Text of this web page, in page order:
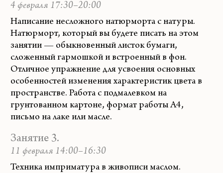
4 февраля 17:30–20:00
Написание несложного натюрморта с натуры.
Натюрморт, который вы будете писать на этом
занятии — обыкновенный листок бумаги,
сложенный гармошкой и встроенный в фон.
Отличное упражнение для усвоения основных
особенностей изменения характеристик цвета в
пространстве. Работа с подмалевком на
грунтованном картоне, формат работы А4,
письмо на лаке или масле.
Занятие 3.
11 февраля 14:00–16:30
Техника имприматура в живописи маслом.